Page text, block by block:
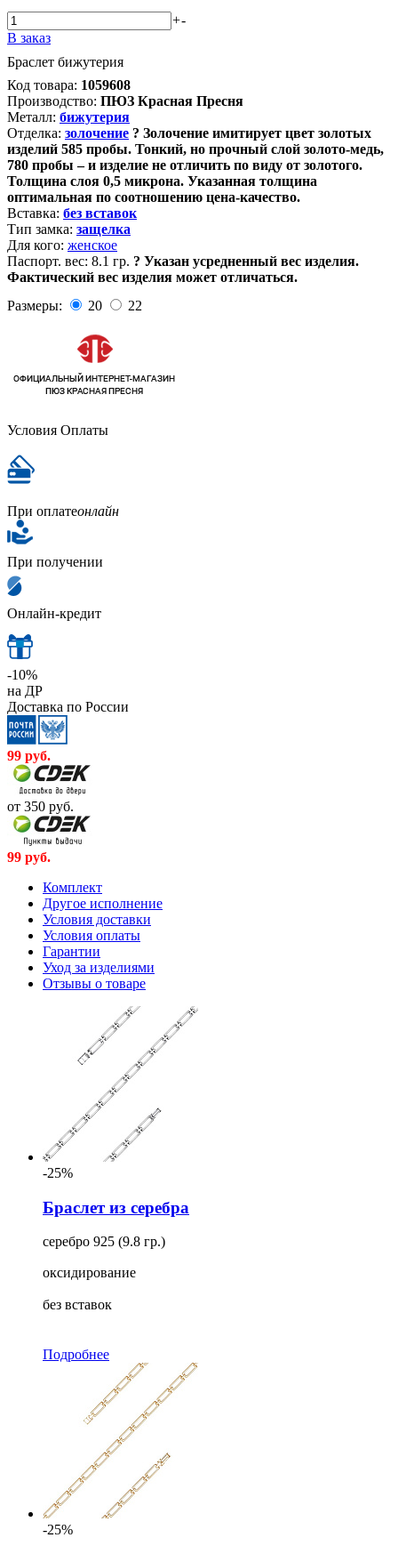
+-
В заказ
Браслет бижутерия
Код товара: 1059608
Производство: ПЮЗ Красная Пресня
Металл: бижутерия
Отделка: золочение ? Золочение имитирует цвет золотых
изделий 585 пробы. Тонкий, но прочный слой золото-медь,
780 пробы – и изделие не отличить по виду от золотого.
Толщина слоя 0,5 микрона. Указанная толщина
оптимальная по соотношению цена-качество.
Вставка: без вставок
Тип замка: защелка
Для кого: женское
Паспорт. вес: 8.1 гр. ? Указан усредненный вес изделия.
Фактический вес изделия может отличаться.
Размеры:
20 22
Условия Оплаты
При оплатеонлайн
При получении
Онлайн-кредит
-10%
на ДР
Доставка по России
99 руб.
от 350 руб.
99 руб.
Комплект
Другое исполнение
Условия доставки
Условия оплаты
Гарантии
Уход за изделиями
Отзывы о товаре
-25%
Браслет из серебра
серебро 925 (9.8 гр.)
оксидирование
без вставок
Подробнее
-25%